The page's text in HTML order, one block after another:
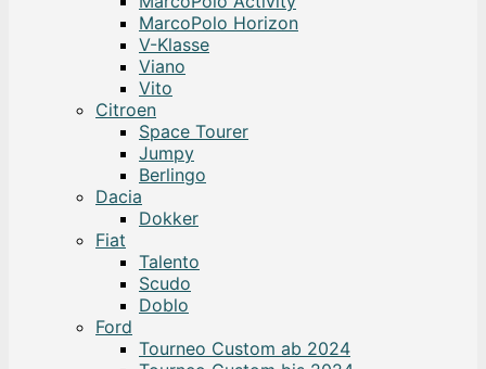
MarcoPolo Horizon
V-Klasse
Viano
Vito
Citroen
Space Tourer
Jumpy
Berlingo
Dacia
Dokker
Fiat
Talento
Scudo
Doblo
Ford
Tourneo Custom ab 2024